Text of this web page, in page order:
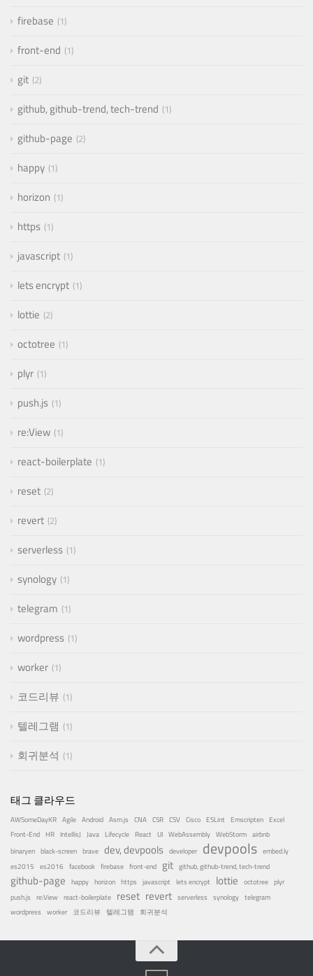
firebase 1
front-end 1
git 2
github, github-trend, tech-trend 1
github-page 2
happy 1
horizon 1
https 1
javascript 1
lets encrypt 1
lottie 2
octotree 1
plyr 1
push.js 1
re:View 1
react-boilerplate 1
reset 2
revert 2
serverless 1
synology 1
telegram 1
wordpress 1
worker 1
코드리뷰 1
텔레그램 1
회귀분석 1
태그 클라우드
AWSomeDayKR Agile Android Asm.js CNA CSR CSV Cisco ESLint Emscripten Excel
Front-End HR IntellisJ Java Lifecycle React UI WebAssembly WebStorm airbnb
binaryen black-screen brave dev, devpools developer devpools embed.ly
es2015 es2016 facebook firebase front-end git github, github-trend, tech-trend
github-page happy horizon https javascript lets encrypt lottie octotree plyr
push.js re:View react-boilerplate reset revert serverless synology telegram
wordpress worker 코드리뷰 텔레그램 회귀분석